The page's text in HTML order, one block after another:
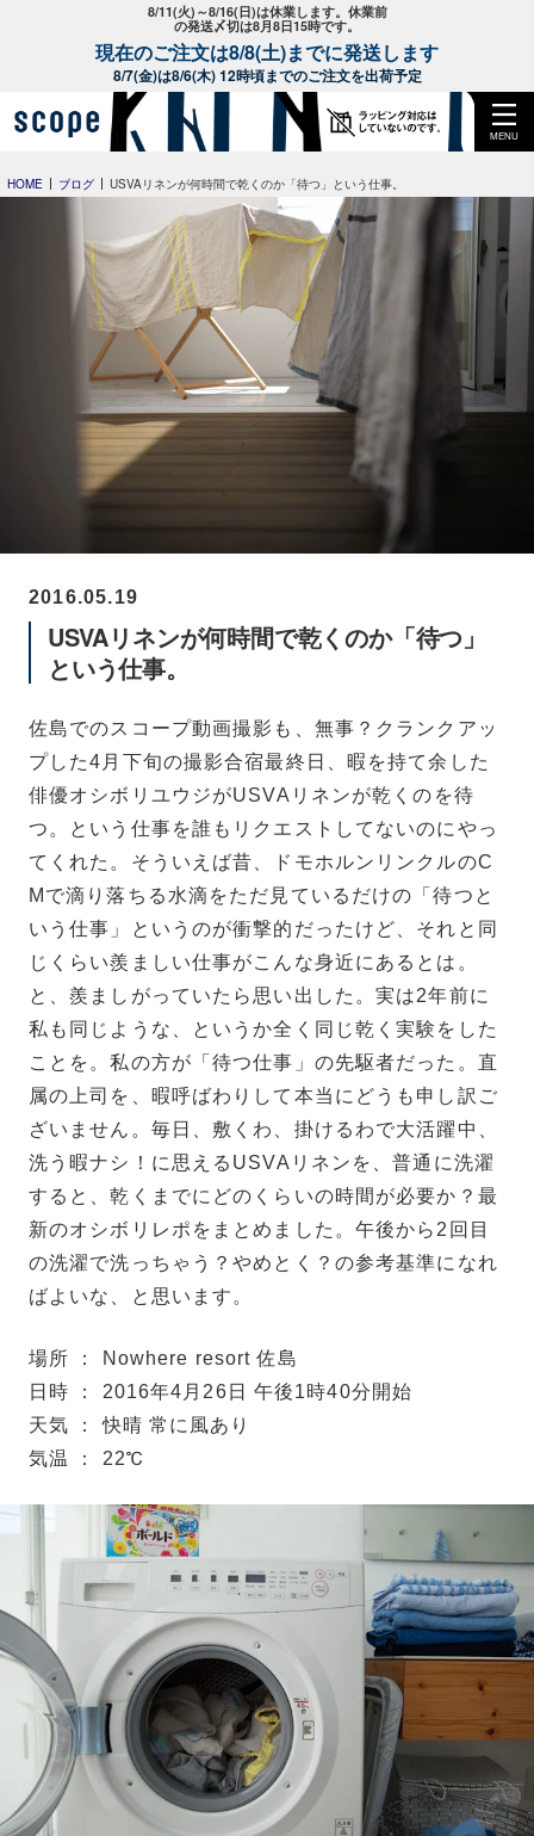
8/11(火)～8/16(日)は休業します。休業前
の発送〆切は8月8日15時です。
現在のご注文は8/8(土)までに発送します
8/7(金)は8/6(木) 12時頃までのご注文を出荷予定
MENU
HOME ブログ USVAリネンが何時間で乾くのか「待つ」という仕事。
2016.05.19
USVAリネンが何時間で乾くのか「待つ」
という仕事。
佐島でのスコープ動画撮影も、無事？クランクアッ
プした4月下旬の撮影合宿最終日、暇を持て余した
俳優オシボリユウジがUSVAリネンが乾くのを待
つ。という仕事を誰もリクエストしてないのにやっ
てくれた。 そういえば昔、ドモホルンリンクルのC
Mで滴り落ちる水滴をただ見ているだけの「待つと
いう仕事」というのが衝撃的だったけど、それと同
じくらい羨ましい仕事がこんな身近にあるとは。
と、羨ましがっていたら思い出した。実は2年前に
私も同じような、というか全く同じ乾く実験をした
ことを。私の方が「待つ仕事」の先駆者だった。直
属の上司を、暇呼ばわりして本当にどうも申し訳ご
ざいません。毎日、敷くわ、掛けるわで大活躍中、
洗う暇ナシ！に思えるUSVAリネンを、普通に洗濯
すると、乾くまでにどのくらいの時間が必要か？最
新のオシボリレポをまとめました。午後から2回目
の洗濯で洗っちゃう？やめとく？の参考基準になれ
ばよいな、と思います。
場所 ： Nowhere resort 佐島
日時 ： 2016年4月26日 午後1時40分開始
天気 ： 快晴 常に風あり
気温 ： 22℃